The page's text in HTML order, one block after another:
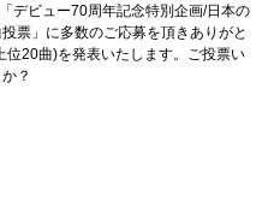
デビュー70周年記念特別企画/日本の
票」に多数のご応募を頂きありがと
位20曲)を発表いたします。ご投票い
？